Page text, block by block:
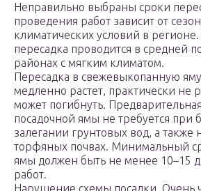
Неправильно выбраны сроки
проведения работ зависит от
климатических условий в
пересадка проводится в средней
районах с мягким климатом.
Пересадка в свежевыкопанную
медленно растет, практически не
может погибнуть.
посадочной ямы не требуется при
залегании грунтовых вод, а также
торфяных почвах. Минимальный
ямы должен быть не менее 10–15
работ.
Нарушение схемы посадки. Очень